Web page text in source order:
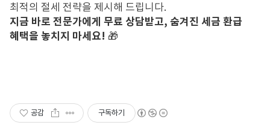
최적의 절세 전략을 제시해 드립니다.
지금 바로 전문가에게 무료 상담받고, 숨겨진 세금 환급
혜택을 놓치지 마세요! 🎁
공감 구독하기